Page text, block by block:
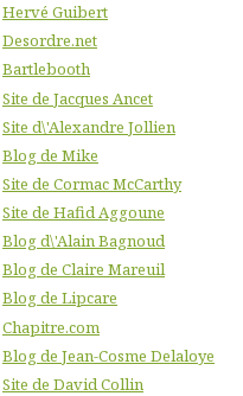
Hervé Guibert
Desordre.net
Bartlebooth
Site de Jacques Ancet
Site d\'Alexandre Jollien
Blog de Mike
Site de Cormac McCarthy
Site de Hafid Aggoune
Blog d\'Alain Bagnoud
Blog de Claire Mareuil
Blog de Lipcare
Chapitre.com
Blog de Jean-Cosme Delaloye
Site de David Collin